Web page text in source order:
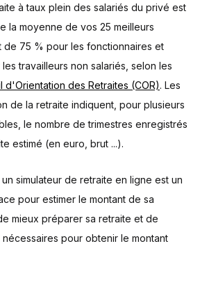
à taux plein des salariés du privé est
la moyenne de vos 25 meilleurs
de 75 % pour les fonctionnaires et
travailleurs non salariés, selon les
d'Orientation des Retraites (COR). Les
de la retraite indiquent, pour plusieurs
le nombre de trimestres enregistrés
estimé (en euro, brut ...).
simulateur de retraite en ligne est un
pour estimer le montant de sa
mieux préparer sa retraite et de
pour obtenir le montant